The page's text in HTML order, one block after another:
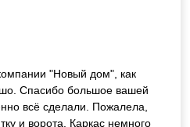
"Новый дом", как
Спасибо большое вашей
всё сделали. Пожалела,
и ворота. Каркас немного